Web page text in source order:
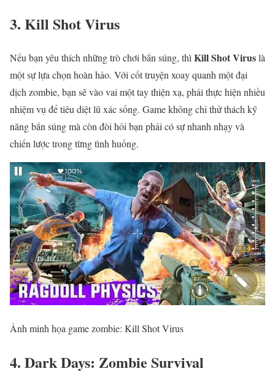
3. Kill Shot Virus
Nếu bạn yêu thích những trò chơi bắn súng, thì Kill Shot Viruslà
một sự lựa chọn hoàn hảo. Với cốt truyện xoay quanh một đại
dịch zombie, bạn sẽ vào vai một tay thiện xạ, phải thực hiện nhiều
nhiệm vụ để tiêu diệt lũ xác sống. Game không chỉ thử thách kỹ
năng bắn súng mà còn đòi hỏi bạn phải có sự nhanh nhạy và
chiến lược trong từng tình huống.
Ảnh minh họa game zombie: Kill Shot Virus
4. Dark Days: Zombie Survival